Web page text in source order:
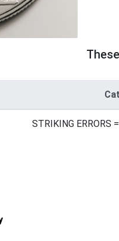
STRIKING ERRORS